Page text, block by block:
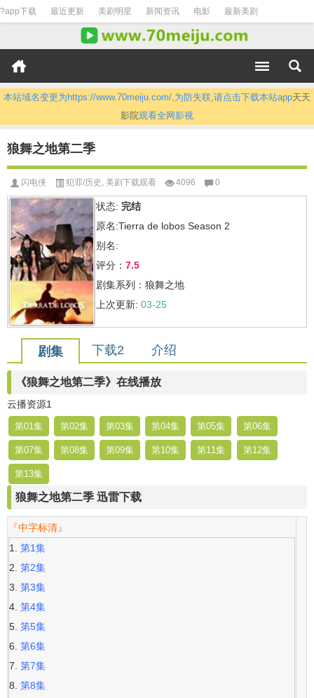
?app下载 最近更新 美剧明星 新闻资讯 电影 最新美剧
本站域名变更为https://www.70meiju.com/,为防失联,请点击下载本站app天天
影院观看全网影视
狼舞之地第二季
闪电侠 犯罪/历史 , 美剧下载观看 4096 0
状态: 完结
原名:Tierra de lobos Season 2
别名:
评分： 7.5
剧集系列：狼舞之地
上次更新: 03-25
剧集 下载2 介绍
《狼舞之地第二季》在线播放
云播资源1
第01集 第02集 第03集 第04集 第05集 第06集
第07集 第08集 第09集 第10集 第11集 第12集
第13集
狼舞之地第二季 迅雷下载
『中字标清』
第1集
第2集
第3集
第4集
第5集
第6集
第7集
第8集